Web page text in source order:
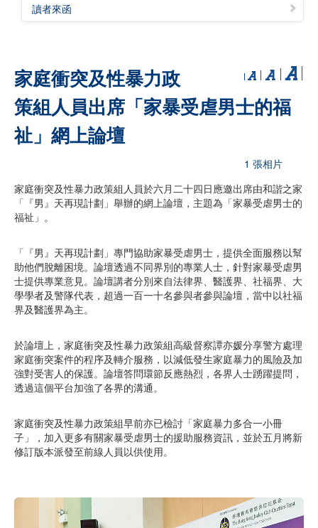
讀者來函
家庭衝突及性暴力政
策組人員出席「家暴受虐男士的福
祉」網上論壇
1 張相片
家庭衝突及性暴力政策組人員於六月二十四日應邀出席由和諧之家
「『男』天再現計劃」舉辦的網上論壇，主題為「家暴受虐男士的
福祉」。
「『男』天再現計劃」專門協助家暴受虐男士，提供全面服務以幫
助他們脫離困境。論壇透過不同界別的專業人士，針對家暴受虐男
士提供專業意見。論壇講者分別來自法律界、醫護界、社福界、大
學學者及警隊代表，超過一百一十名參與者參與論壇，當中以社福
界及醫護界為主。
於論壇上，家庭衝突及性暴力政策組高級督察譚亦媛分享警方處理
家庭衝突案件的程序及轉介服務，以減低發生家庭暴力的風險及加
強對受害人的保護。論壇答問環節反應熱烈，各界人士踴躍提問，
透過這個平台加強了各界的溝通。
家庭衝突及性暴力政策組早前亦已檢討「家庭暴力多合一小冊
子」，加入更多有關家暴受虐男士的援助服務資訊，並於五月將新
修訂版本派發至前線人員以供使用。